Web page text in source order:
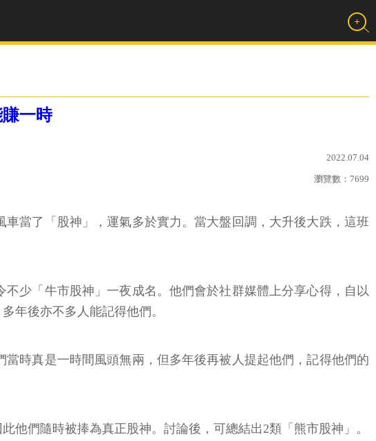
一時
2022.07.04
瀏覽數： 7699
當了「股神」，運氣多於實力。當大盤回調，大升後大跌，這班
少「牛市股神」一夜成名。他們會於社群媒體上分享心得，自以
年後亦不多人能記得他們。
時真是一時間風頭無兩，但多年後再被人提起他們，記得他們的
們隨時被捧為真正股神。討論後，可總結出2類「熊市股神」。